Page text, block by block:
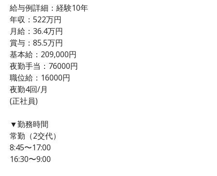
給与例詳細：経験10年
年収：522万円
月給：36.4万円
賞与：85.5万円
基本給：209,000円
夜勤手当：76000円
職位給：16000円
夜勤4回/月
(正社員)
▼勤務時間
常勤（2交代）
8:45〜17:00
16:30〜9:00